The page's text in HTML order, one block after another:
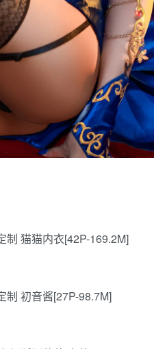
制 猫猫内衣[42P-169.2M]
制 初音酱[27P-98.7M]